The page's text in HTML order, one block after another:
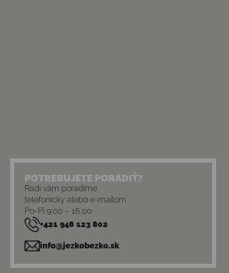
POTREBUJETE PORADIŤ?
Radi vám poradíme
telefonicky alebo e-mailom
Po-Pi 9:00 – 16:00
+421 948 123 802
info@jezkobezko.sk